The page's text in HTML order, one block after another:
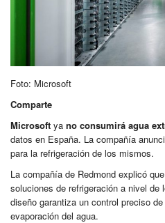
Foto: Microsoft
Comparte
Microsoft ya no consumirá agua
datos en España. La compañía
para la refrigeración de los mismos.
La compañía de Redmond explicó
soluciones de refrigeración a nivel
diseño garantiza un control preciso
evaporación del agua.